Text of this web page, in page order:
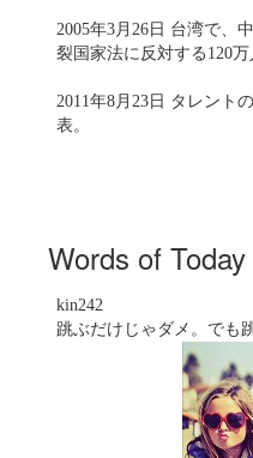
2005年3月26日 台湾で、
裂国家法に反対する120
2011年8月23日 タレント
表。
Words of Today
kin242
跳ぶだけじゃダメ。でも